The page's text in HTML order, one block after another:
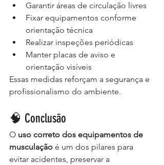
Garantir áreas de circulação livres
Fixar equipamentos conforme
orientação técnica
Realizar inspeções periódicas
Manter placas de aviso e
orientação visíveis
Essas medidas reforçam a segurança e
profissionalismo do ambiente.
🧠 Conclusão
O uso correto dos equipamentos de
musculação é um dos pilares para
evitar acidentes, preservar a